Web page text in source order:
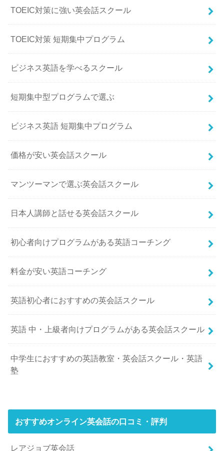
TOEIC対策に強い英会話スクール
TOEIC対策 短期集中プログラム
ビジネス英語を学べるスクール
短期集中型プログラムで選ぶ
ビジネス英語 短期集中プログラム
価格が安い英会話スクール
マンツーマンで選ぶ英会話スクール
日本人講師と話せる英会話スクール
初心者向けプログラムがある英語コーチング
料金が安い英語コーチング
英語初心者におすすめの英会話スクール
英語 中・上級者向けプログラムがある英会話スクール
中学生におすすめの英語教室・英会話スクール・英語
塾
おすすめオンライン英会話の口コミ・評判
レアジョブ英会話